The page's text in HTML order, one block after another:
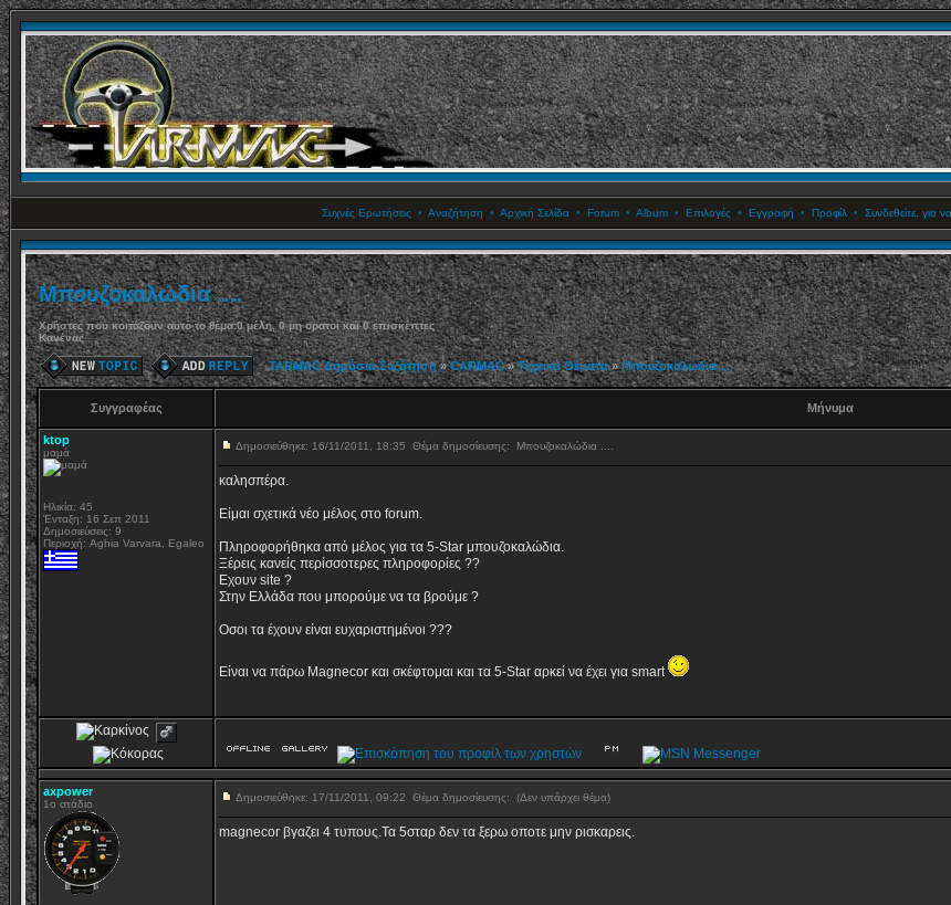
Συχνές Ερωτήσεις • Αναζήτηση • Αρχική Σελίδα• Forum• Album• Επιλογές • Εγγραφή • Προφίλ• Συνδεθείτε, για
Μπουζοκαλώδια ....
Χρήστες που κοιτάζουν αυτό το θέμα:0 μέλη, 0 μη ορατοί και 0 επισκέπτες
Κανένας
TARMAC Δημόσια Συζήτηση»CARMAC»Τεχνικά Θέματα»Μπουζοκαλώδια ....
Συγγραφέας Μήνυμα
ktop
μαμά
Ηλικία: 45
Ένταξη: 16 Σεπ 2011
Δημοσιεύσεις: 9
Περιοχή: Aghia Varvara, Egaleo
Δημοσιεύθηκε: 16/11/2011, 18:35 Θέμα δημοσίευσης: Μπουζοκαλώδια ....
καλησπέρα.
Είμαι σχετικά νέο μέλος στο forum.
Πληροφορήθηκα από μέλος για τα 5-Star μπουζοκαλώδια.
Ξέρεις κανείς περίσσοτερες πληροφορίες ??
Εχουν site ?
Στην Ελλάδα που μπορούμε να τα βρούμε ?
Οσοι τα έχουν είναι ευχαριστημένοι ???
Είναι να πάρω Magnecor και σκέφτομαι και τα 5-Star αρκεί να έχει για smart
axpower
1o στάδιο
Δημοσιεύθηκε: 17/11/2011, 09:22 Θέμα δημοσίευσης: (Δεν υπάρχει θέμα)
magnecor βγαζει 4 τυπους.Τα 5σταρ δεν τα ξερω οποτε μην ρισκαρεις.